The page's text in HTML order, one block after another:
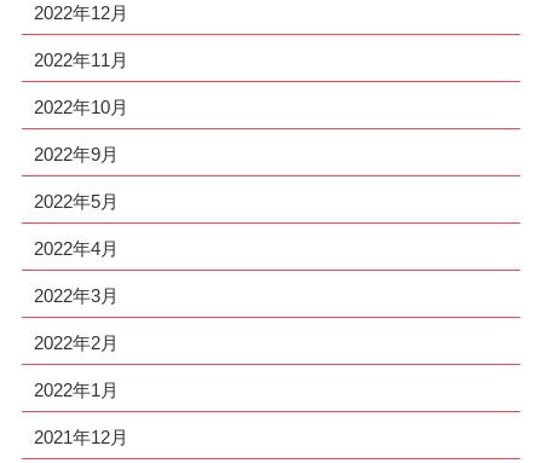
2022年12月
2022年11月
2022年10月
2022年9月
2022年5月
2022年4月
2022年3月
2022年2月
2022年1月
2021年12月